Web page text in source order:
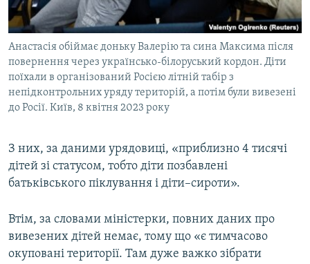
Анастасія обіймає доньку Валерію та сина Максима після
повернення через українсько-білоруський кордон. Діти
поїхали в організований Росією літній табір з
непідконтрольних уряду територій, а потім були вивезені
до Росії. Київ, 8 квітня 2023 року
З них, за даними урядовиці, «приблизно 4 тисячі
дітей зі статусом, тобто діти позбавлені
батьківського піклування і діти–сироти».
Втім, за словами міністерки, повних даних про
вивезених дітей немає, тому що «є тимчасово
окуповані території. Там дуже важко зібрати